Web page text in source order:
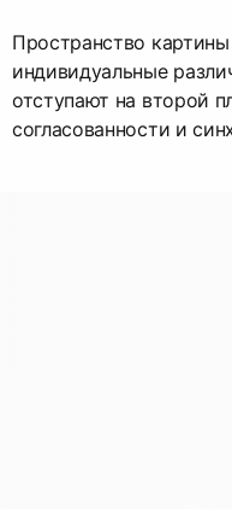
Пространство
индивидуальные
отступают на второй
согласованности и